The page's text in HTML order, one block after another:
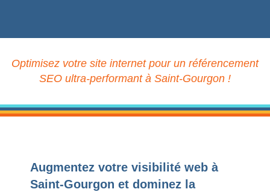
Optimisez votre site internet pour un référencement
SEO ultra-performant à Saint-Gourgon !
Augmentez votre visibilité web à
Saint-Gourgon et dominez la